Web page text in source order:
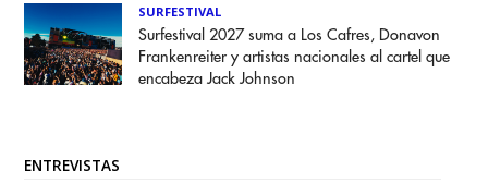
SURFESTIVAL
Surfestival 2027 suma a Los Cafres, Donavon
Frankenreiter y artistas nacionales al cartel que
encabeza Jack Johnson
ENTREVISTAS